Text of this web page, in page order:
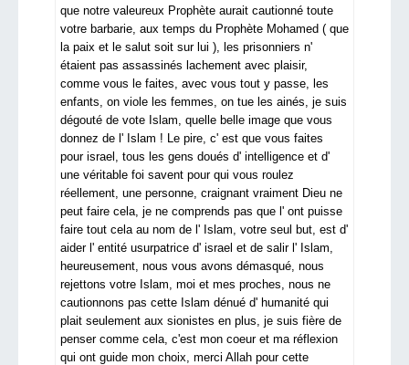
que notre valeureux Prophète aurait cautionné toute
votre barbarie, aux temps du Prophète Mohamed ( que
la paix et le salut soit sur lui ), les prisonniers n'
étaient pas assassinés lachement avec plaisir,
comme vous le faites, avec vous tout y passe, les
enfants, on viole les femmes, on tue les ainés, je suis
dégouté de vote Islam, quelle belle image que vous
donnez de l' Islam ! Le pire, c' est que vous faites
pour israel, tous les gens doués d' intelligence et d'
une véritable foi savent pour qui vous roulez
réellement, une personne, craignant vraiment Dieu ne
peut faire cela, je ne comprends pas que l' ont puisse
faire tout cela au nom de l' Islam, votre seul but, est d'
aider l' entité usurpatrice d' israel et de salir l' Islam,
heureusement, nous vous avons démasqué, nous
rejettons votre Islam, moi et mes proches, nous ne
cautionnons pas cette Islam dénué d' humanité qui
plait seulement aux sionistes en plus, je suis fière de
penser comme cela, c'est mon coeur et ma réflexion
qui ont guide mon choix, merci Allah pour cette